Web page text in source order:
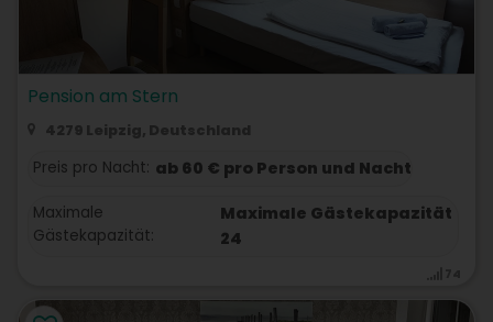
Pension am Stern
4279 Leipzig, Deutschland
Preis pro Nacht: ab 60 € pro Person und Nacht
Maximale
Gästekapazität:
Maximale Gästekapazität
24